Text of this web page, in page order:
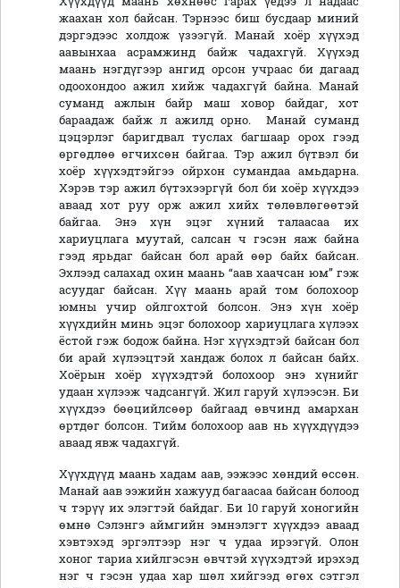
жаахан хол байсан. Тэрнээс биш бусдаар миний
дэргэдээс холдож үзээгүй. Манай хоёр хүүхэд
аавынхаа асрамжинд байж чадахгүй. Хүүхэд
маань нэгдүгээр ангид орсон учраас би дагаад
одоохондоо ажил хийж чадахгүй байна. Манай
суманд ажлын байр маш ховор байдаг, хот
бараадаж байж л ажилд орно. Манай суманд
цэцэрлэг баригдвал туслах багшаар орох гээд
өргөдлөө өгчихсөн байгаа. Тэр ажил бүтвэл би
хоёр хүүхэдтэйгээ ойрхон сумандаа амьдарна.
Хэрэв тэр ажил бүтэхээргүй бол би хоёр хүүхдээ
аваад хот руу орж ажил хийх төлөвлөгөөтэй
байгаа. Энэ хүн эцэг хүний талаасаа их
хариуцлага муутай, салсан ч гэсэн яаж байна
гээд ярьдаг байсан бол арай өөр байх байсан.
Эхлээд салахад охин маань “аав хаачсан юм” гэж
асуудаг байсан. Хүү маань арай том болохоор
юмны учир ойлгохтой болсон. Энэ хүн хоёр
хүүхдийн минь эцэг болохоор хариуцлага хүлээх
ёстой гэж бодож байна. Нэг хүүхэдтэй байсан бол
би арай хүлээцтэй хандаж болох л байсан байх.
Хоёрын хоёр хүүхэдтэй болохоор энэ хүнийг
удаан хүлээж чадсангүй. Жил гаруй хүлээсэн. Би
хүүхдээ бөөцийлсөөр байгаад өвчинд амархан
өртдөг болсон. Тийм болохоор аав нь хүүхдүүдээ
аваад явж чадахгүй.
Хүүхдүүд маань хадам аав, ээжээс хөндий өссөн.
Манай аав ээжийн хажууд багаасаа байсан болоод
ч тэрүү их элэгтэй байдаг. Би 10 гаруй хоногийн
өмнө Сэлэнгэ аймгийн эмнэлэгт хүүхдээ аваад
хэвтэхэд эргэлтээр нэг ч удаа ирээгүй. Олон
хоног тариа хийлгэсэн өвчтэй хүүхэдтэй ирэхэд
нэг ч гэсэн удаа хар шөл хийгээд өгөх сэтгэл